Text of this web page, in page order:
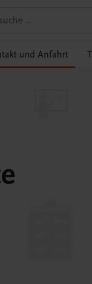
und Anfahrt